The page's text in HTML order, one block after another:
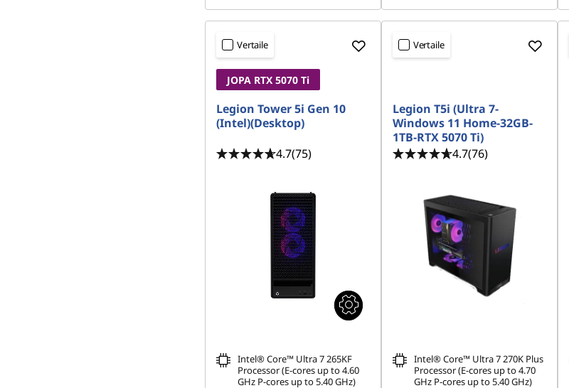
Vertaile
JOPA RTX 5070 Ti
Legion Tower 5i Gen 10
(Intel)(Desktop)
4.7(75)
Intel® Core™ Ultra 7 265KF
Processor (E-cores up to 4.60
GHz P-cores up to 5.40 GHz)
Vertaile
Legion T5i (Ultra 7-
Windows 11 Home-32GB-
1TB-RTX 5070 Ti)
4.7(76)
Intel® Core™ Ultra 7 270K Plus
Processor (E-cores up to 4.70
GHz P-cores up to 5.40 GHz)